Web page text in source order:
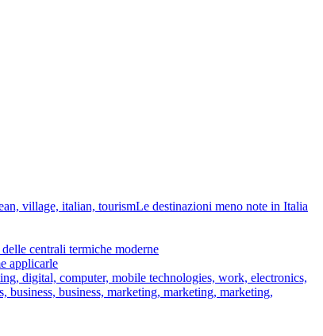
Le destinazioni meno note in Italia
centrali termiche moderne
applicarle